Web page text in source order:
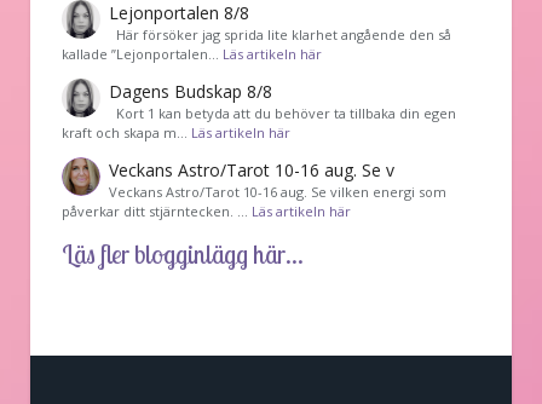
Lejonportalen 8/8
Här försöker jag sprida lite klarhet angående den så
kallade ”Lejonportalen… Läs artikeln här
Dagens Budskap 8/8
Kort 1 kan betyda att du behöver ta tillbaka din egen
kraft och skapa m… Läs artikeln här
Veckans Astro/Tarot 10-16 aug. Se v
Veckans Astro/Tarot 10-16 aug. Se vilken energi som
påverkar ditt stjärntecken. … Läs artikeln här
Läs fler blogginlägg här...